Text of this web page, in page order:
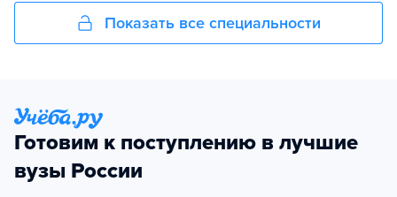
Показать все специальности
Готовим к поступлению в лучшие
вузы России